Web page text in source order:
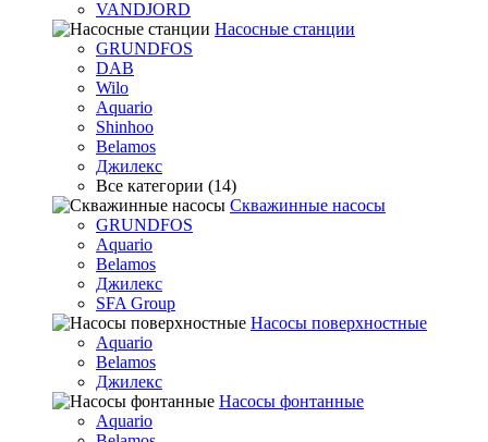
VANDJORD
Насосные станции
GRUNDFOS
DAB
Wilo
Aquario
Shinhoo
Belamos
Джилекс
Все категории (14)
Скважинные насосы
GRUNDFOS
Aquario
Belamos
Джилекс
SFA Group
Насосы поверхностные
Aquario
Belamos
Джилекс
Насосы фонтанные
Aquario